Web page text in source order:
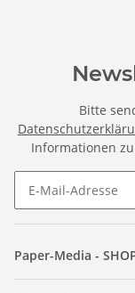
Bitte
Informationen
Paper-Media -